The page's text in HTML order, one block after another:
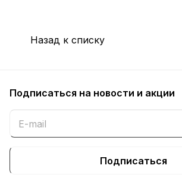
Назад к списку
Подписаться на новости и акции
Подписаться